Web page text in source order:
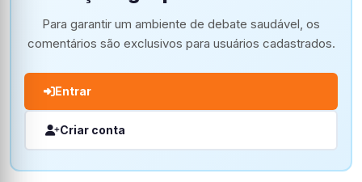
Para garantir um ambiente de debate saudável, os
comentários são exclusivos para usuários cadastrados.
Entrar
Criar conta